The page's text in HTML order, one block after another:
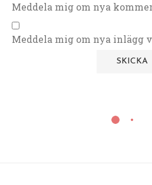
Meddela mig om nya
Meddela mig om nya inlägg